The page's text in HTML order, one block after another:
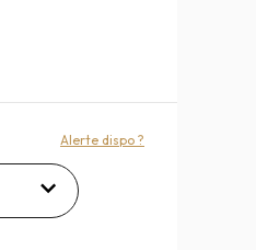
Alerte dispo ?